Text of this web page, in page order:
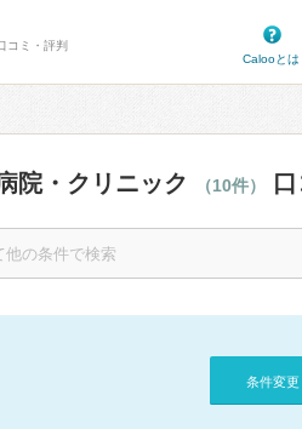
コミ・評判
Calooとは
院・クリニック （10件）
条件変